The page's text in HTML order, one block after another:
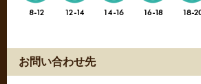
お問い合わせ先